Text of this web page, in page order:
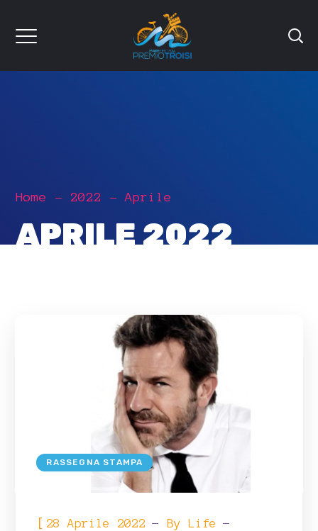
Home 2022 Aprile
APRILE 2022
RASSEGNA STAMPA
[28 Aprile 2022 ByLife